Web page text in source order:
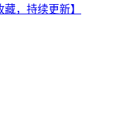
，持续更新】